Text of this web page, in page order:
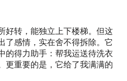
好转，能独立上下楼梯。但这
了感情，实在舍不得拆除。它
的得力助手：帮我运送待洗衣
更重要的是，它给了我满满的